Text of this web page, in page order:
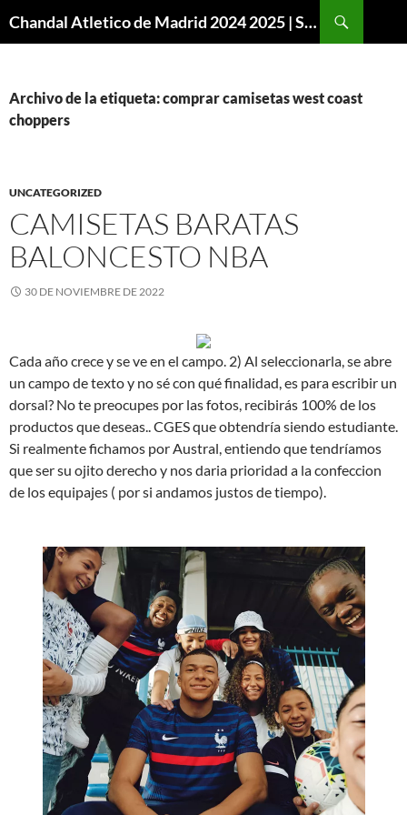
Chandal Atletico de Madrid 2024 2025 | SuperVigo
Archivo de la etiqueta: comprar camisetas west coast
choppers
UNCATEGORIZED
CAMISETAS BARATAS
BALONCESTO NBA
30 DE NOVIEMBRE DE 2022
Cada año crece y se ve en el campo. 2) Al seleccionarla, se abre
un campo de texto y no sé con qué finalidad, es para escribir un
dorsal? No te preocupes por las fotos, recibirás 100% de los
productos que deseas.. CGES que obtendría siendo estudiante.
Si realmente fichamos por Austral, entiendo que tendríamos
que ser su ojito derecho y nos daria prioridad a la confeccion
de los equipajes ( por si andamos justos de tiempo).